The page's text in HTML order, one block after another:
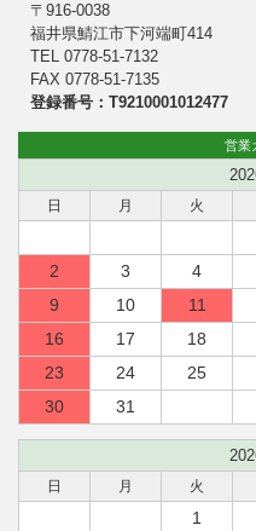
〒916-0038
福井県鯖江市下河端町414
TEL 0778-51-7132
FAX 0778-51-7135
登録番号：T9210001012477
営業
日 月 火
2
3 4
9
10 11
16
17 18
23
24 25
30
31
日 月 火
1